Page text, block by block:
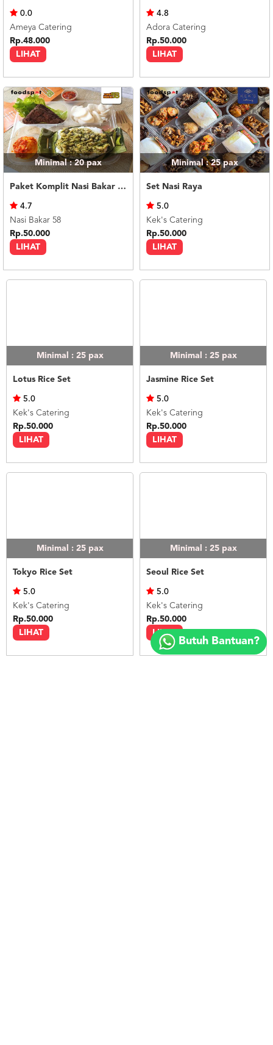
Copyright
FOODSPOT.CO.ID
LIHAT
0.0
Ameya Catering
Rp.48.000
LIHAT
4.8
Adora Catering
Rp.50.000
Minimal : 20pax
Paket Komplit Nasi Bakar Ayam Cabe Ijo
LIHAT
4.7
Nasi Bakar 58
Rp.50.000
Minimal : 25pax
Set Nasi Raya
LIHAT
5.0
Kek's Catering
Rp.50.000
Minimal : 25 pax
Lotus Rice Set
LIHAT
5.0
Kek's Catering
Rp.50.000
Minimal : 25 pax
Jasmine Rice Set
LIHAT
5.0
Kek's Catering
Rp.50.000
Minimal : 25 pax
Tokyo Rice Set
LIHAT
5.0
Kek's Catering
Rp.50.000
Minimal : 25 pax
Seoul Rice Set
LIHAT
5.0
Kek's Catering
Rp.50.000
Butuh Bantuan?